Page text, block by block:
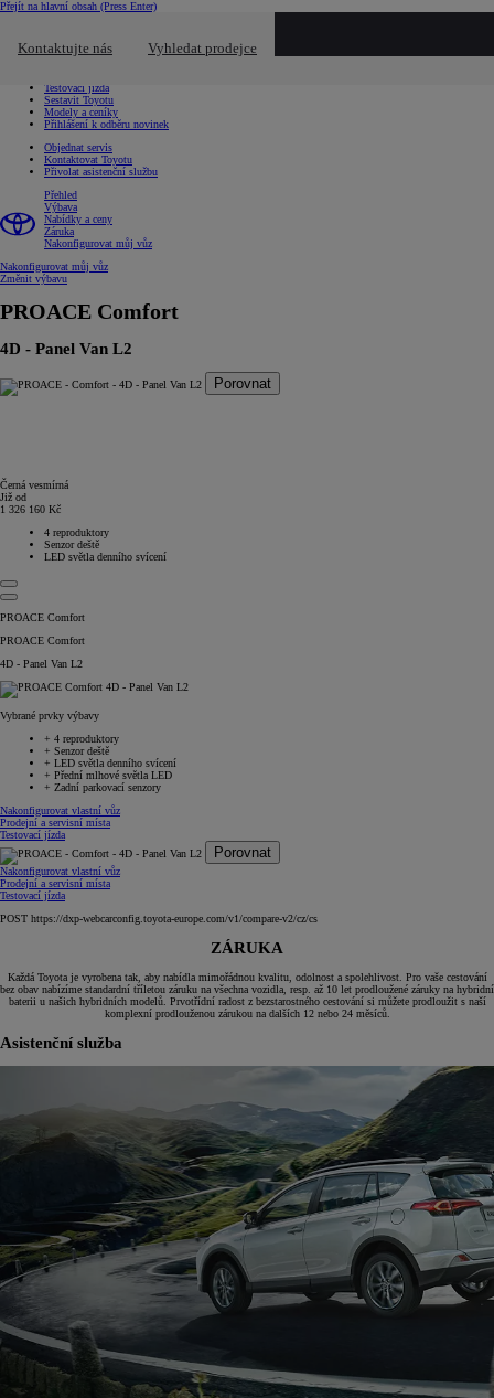
Přejít na hlavní obsah (Press Enter)
Kontaktujte nás Vyhledat prodejce
Chci... Kliknutím zavřete překryvné okno
Testovací jízda
Sestavit Toyotu
Modely a ceníky
Přihlášení k odběru novinek
Objednat servis
Kontaktovat Toyotu
Přivolat asistenční službu
Přehled
Výbava
Nabídky a ceny
Záruka
Nakonfigurovat můj vůz
Nakonfigurovat můj vůz
Změnit výbavu
PROACE Comfort
4D - Panel Van L2
Porovnat
Černá vesmírná
Již od
1 326 160 Kč
4 reproduktory
Senzor deště
LED světla denního svícení
PROACE Comfort
PROACE Comfort
4D - Panel Van L2
Vybrané prvky výbavy
+ 4 reproduktory
+ Senzor deště
+ LED světla denního svícení
+ Přední mlhové světla LED
+ Zadní parkovací senzory
Nakonfigurovat vlastní vůz
Prodejní a servisní místa
Testovací jízda
Porovnat
Nakonfigurovat vlastní vůz
Prodejní a servisní místa
Testovací jízda
POST https://dxp-webcarconfig.toyota-europe.com/v1/compare-v2/cz/cs
ZÁRUKA
Každá Toyota je vyrobena tak, aby nabídla mimořádnou kvalitu, odolnost a spolehlivost. Pro vaše cestování
bez obav nabízíme standardní tříletou záruku na všechna vozidla, resp. až 10 let prodloužené záruky na hybridní
baterii u našich hybridních modelů. Prvotřídní radost z bezstarostného cestování si můžete prodloužit s naší
komplexní prodlouženou zárukou na dalších 12 nebo 24 měsíců.
Asistenční služba